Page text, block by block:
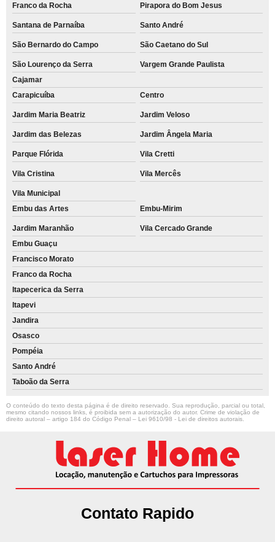
Franco da Rocha Pirapora do Bom Jesus
Santana de Parnaíba Santo André
São Bernardo do Campo São Caetano do Sul
São Lourenço da Serra
Vargem Grande Paulista
Cajamar
Carapicuíba
Centro
Jardim Maria Beatriz Jardim Veloso
Jardim das Belezas Jardim Ângela Maria
Parque Flórida Vila Cretti
Vila Cristina Vila Mercês
Vila Municipal
Embu das Artes
Embu-Mirim
Jardim Maranhão
Vila Cercado Grande
Embu Guaçu
Francisco Morato
Franco da Rocha
Itapecerica da Serra
Itapevi
Jandira
Osasco
Pompéia
Santo André
Taboão da Serra
O conteúdo do texto desta página é de direito reservado. Sua reprodução, parcial ou total,
mesmo citando nossos links, é proibida sem a autorização do autor. Crime de violação de
direito autoral – artigo 184 do Código Penal – Lei 9610/98 - Lei de direitos autorais
Contato Rapido